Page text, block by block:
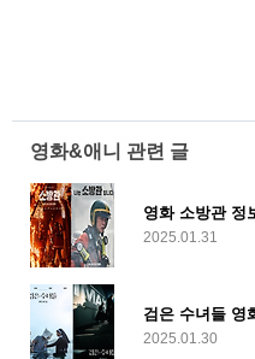
영화&애니 관련 글
2025.01.31
2025.01.30